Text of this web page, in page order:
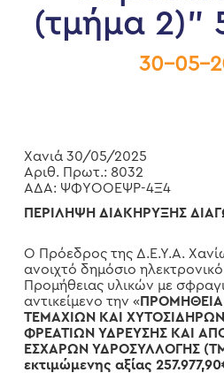
(τμήμα 2)”
30-05-
Χανιά 30/05/2025
Αριθ. Πρωτ.: 8032
ΑΔΑ: ΨΦΥΟΟΕΨΡ-4Ξ4
ΠΕΡΙΛΗΨΗ ΔΙΑΚΗΡΥΞΗΣ
Ο Πρόεδρος της Δ.Ε.Υ.Α.
ανοιχτό δημόσιο
Προμήθειας υλικών με
αντικείμενο την «ΠΡΟΜΗΘΕΙΑ
ΤΕΜΑΧΙΩΝ ΚΑΙ
ΦΡΕΑΤΙΩΝ ΥΔΡΕΥΣΗΣ ΚΑΙ
ΕΣΧΑΡΩΝ ΥΔΡΟΣΥΛΛΟΓΗΣ
εκτιμώμενης αξίας